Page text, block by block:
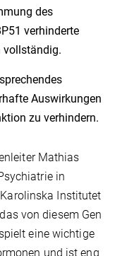
des
verhinderte
vollständig.
Auswirkungen
zu verhindern.
Mathias
in
Institutet
von diesem Gen
eine wichtige
und ist eng